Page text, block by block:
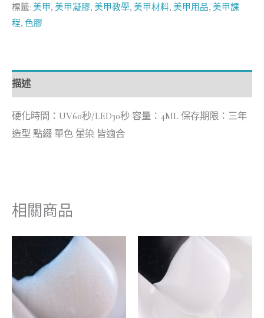
標籤: 美甲, 美甲凝膠, 美甲教學, 美甲材料, 美甲用品, 美甲課
程, 色膠
描述
硬化時間：UV60秒/LED30秒 容量：4ML 保存期限：三年
造型 點綴 單色 暈染 皆適合
相關商品